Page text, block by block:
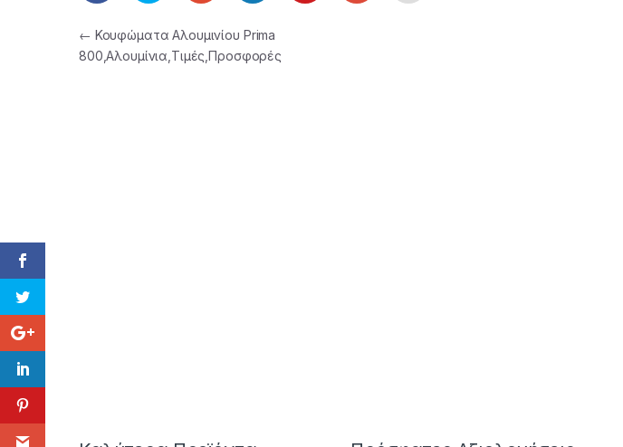
Πλοήγηση άρθρων
← Κουφώματα Αλουμινίου Prima
800,Αλουμίνια,Τιμές,Προσφορές